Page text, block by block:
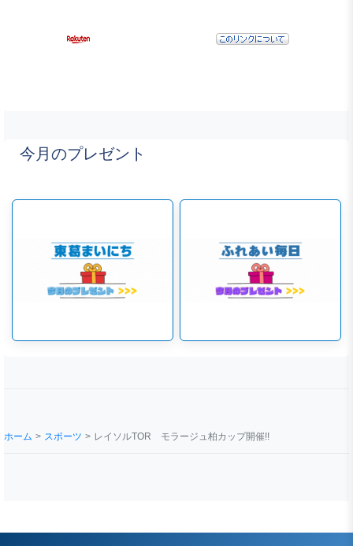
今月のプレゼント
ホーム スポーツ レイソルTOR モラージュ柏カップ開催!!